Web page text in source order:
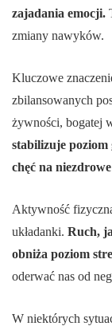
zajadania emocji.
zmiany nawyków.
Kluczowe
zbilansowanych
żywności, bogatej
stabilizuje
chęć na
Aktywność
układanki. Ruch,
obniża poziom
oderwać nas od
W niektórych